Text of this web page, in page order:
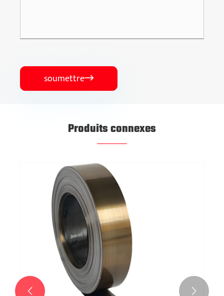
soumettre
Produits connexes
Pompe à membrane unique
Voir plus >>
 